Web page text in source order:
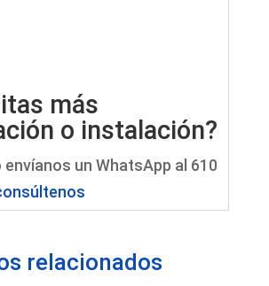
más
o instalación?
un WhatsApp al 610
relacionados